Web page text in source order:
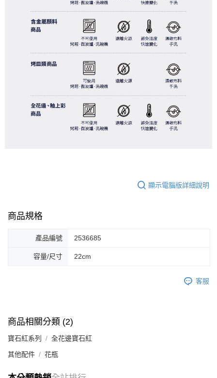
顯示電腦版詳細說明
商品規格
產品編號 2536685
容量/尺寸 22cm
客服
商品相關分類 (2)
寶石紅系列 全花邊寶石紅
其他配件 花瓶